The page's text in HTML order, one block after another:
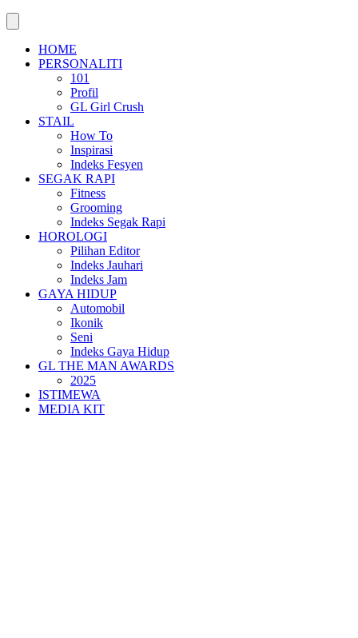
HOME
PERSONALITI
101
Profil
GL Girl Crush
STAIL
How To
Inspirasi
Indeks Fesyen
SEGAK RAPI
Fitness
Grooming
Indeks Segak Rapi
HOROLOGI
Pilihan Editor
Indeks Jauhari
Indeks Jam
GAYA HIDUP
Automobil
Ikonik
Seni
Indeks Gaya Hidup
GL THE MAN AWARDS
2025
ISTIMEWA
MEDIA KIT